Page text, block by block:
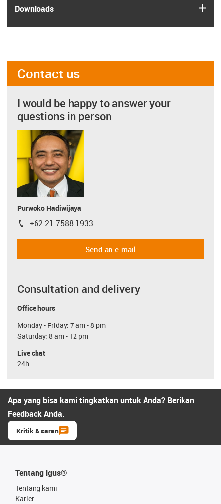
Downloads
Contact us
I would be happy to answer your
questions in person
Purwoko Hadiwijaya
igus-icon-phone
+62 21 7588 1933
Send an e-mail
Consultation and delivery
Office hours
Monday - Friday: 7 am - 8 pm
Saturday: 8 am - 12 pm
Live chat
24h
Apa yang bisa kami tingkatkan untuk Anda? Berikan
Feedback Anda.
Kritik & saran
Tentang igus®
Tentang kami
Karier